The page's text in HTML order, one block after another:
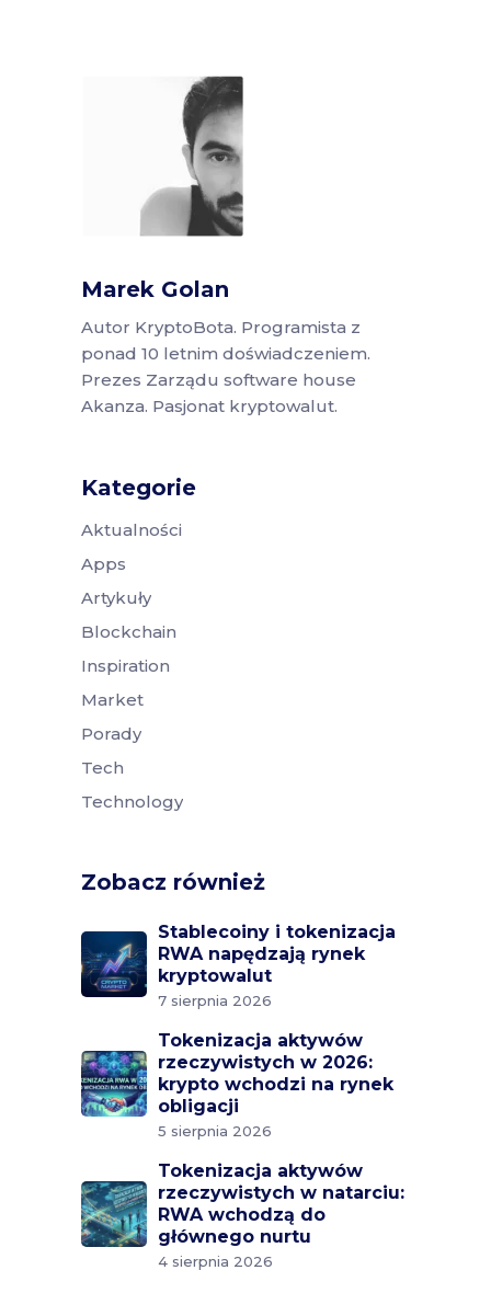
Marek Golan
Autor KryptoBota. Programista z
ponad 10 letnim doświadczeniem.
Prezes Zarządu software house
Akanza. Pasjonat kryptowalut.
Kategorie
Aktualności
Apps
Artykuły
Blockchain
Inspiration
Market
Porady
Tech
Technology
Zobacz również
Stablecoiny i tokenizacja
RWA napędzają rynek
kryptowalut
7 sierpnia 2026
Tokenizacja aktywów
rzeczywistych w 2026:
krypto wchodzi na rynek
obligacji
5 sierpnia 2026
Tokenizacja aktywów
rzeczywistych w natarciu:
RWA wchodzą do
głównego nurtu
4 sierpnia 2026